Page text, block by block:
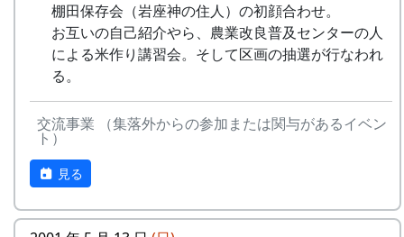
棚田保存会（岩座神の住人）の初顔合わせ。
お互いの自己紹介やら、農業改良普及センターの人
による米作り講習会。そして区画の抽選が行なわれ
る。
交流事業 （集落外からの参加または関与があるイベン
ト）
見る